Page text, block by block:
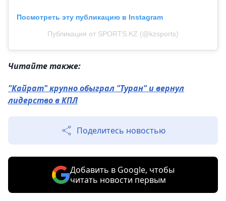
Посмотреть эту публикацию в Instagram
Публикация от SPORTS.KZ (@kzsports)
Читайте также:
"Кайрат" крупно обыграл "Туран" и вернул
лидерство в КПЛ
Поделитесь новостью
Добавить в Google, чтобы
читать новости первым